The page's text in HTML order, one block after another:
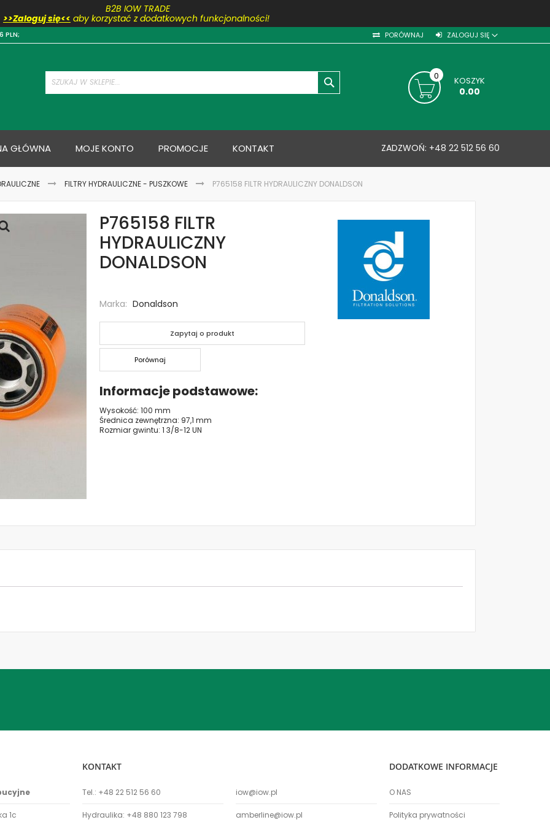
PLN;
do
PORÓWNAJ ZALOGUJ SIĘ
B2B IOW TRADE
>>Zaloguj się<< aby korzystać z dodatkowych funkcjonalności!
KOSZYK
0.00
0
GŁÓWNA MOJE KONTO PROMOCJE KONTAKT ZADZWOŃ: +48 22 512 56 60
FILTRY HYDRAULICZNE - PUSZKOWE P765158 FILTR HYDRAULICZNY DONALDSON
P765158 FILTR
HYDRAULICZNY
DONALDSON
Marka Donaldson
Informacje podstawowe
Wysokość: 100 mm
Średnica zewnętrzna: 97,1 mm
Rozmiar gwintu: 1 3/8-12 UN
Zapytaj o produkt
Porównaj
1c
KONTAKT
Tel.: +48 22 512 56 60
Hydraulika: +48 880 123 798
iow@iow.pl
amberline@iow.pl
DODATKOWE INFORMACJE
O NAS
Polityka prywatności